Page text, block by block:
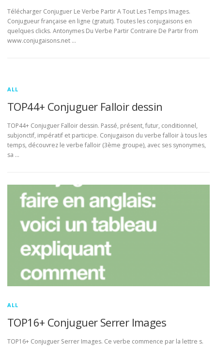
Télécharger Conjuguer Le Verbe Partir A Tout Les Temps Images.
Conjugueur française en ligne (gratuit). Toutes les conjugaisons en
quelques clicks. Antonymes Du Verbe Partir Contraire De Partir from
www.conjugaisons.net …
ALL
TOP44+ Conjuguer Falloir dessin
TOP44+ Conjuguer Falloir dessin. Passé, présent, futur, conditionnel,
subjonctif, impératif et participe. Conjugaison du verbe falloir à tous les
temps, découvrez le verbe falloir (3ème groupe), avec ses synonymes,
sa …
ALL
TOP16+ Conjuguer Serrer Images
TOP16+ Conjuguer Serrer Images. Ce verbe commence par la lettre s.